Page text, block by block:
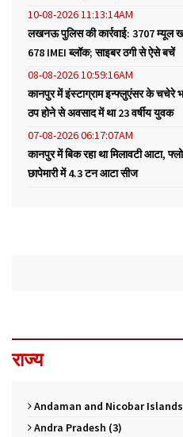
10-08-2026 11:13:14AM
लखनऊ पुलिस की कार्रवाई: 3707 म्यूल
678 IMEI ब्लॉक; साइबर ठगी से ऐसे बचें
08-08-2026 10:59:16AM
कानपुर में इंस्टाग्राम इन्फ्लुएंसर के चचेरे
ठप होने से अवसाद में था 23 वर्षीय युवक
07-08-2026 06:17:07AM
कानपुर में बिक रहा था मिलावटी आटा,
छापेमारी में 4.3 टन आटा सीज
राज्य
Andaman and Nicobar
Andra Pradesh (3)